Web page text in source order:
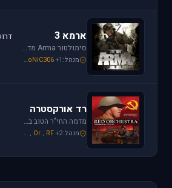
ארמא 3
סימולטור Arma מדמה את לוחמת שדה הקרב ברמה ריאליסטית גבוהה. בנוסף, ארמא משלב בין לוחמה אווירית ללוחמת שדה קרקעית.
מנהל: SoNiC306+1
רד אורקסטרה
מדמה החי"ר הטוב ביותר שיצא למלחמת העולם השנייה. המשחק היחידי שמחזיר אותך לחזית המזרחית. כולל לוחמת חי"ר ושריון.
מנהל: Mike_69th , Or , RF+2